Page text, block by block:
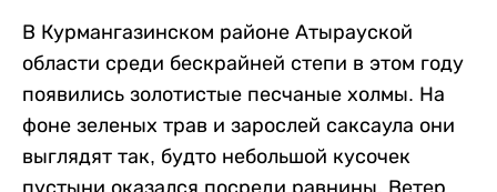
В Курмангазинском районе Атырауской
области среди бескрайней степи в этом году
появились золотистые песчаные холмы. На
фоне зеленых трав и зарослей саксаула они
выглядят так, будто небольшой кусочек
пустыни оказался посреди равнины. Ветер